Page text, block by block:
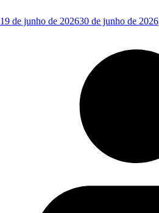
19 de junho de 202630 de junho de 2026